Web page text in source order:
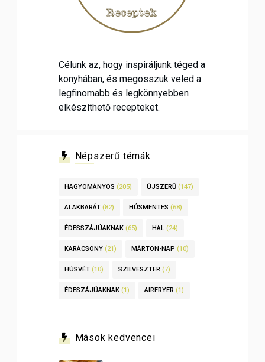
Célunk az, hogy inspiráljunk téged a
konyhában, és megosszuk veled a
legfinomabb és legkönnyebben
elkészíthető recepteket.
Népszerű témák
HAGYOMÁNYOS (205) ÚJSZERŰ (147)
ALAKBARÁT (82) HÚSMENTES (68)
ÉDESSZÁJÚAKNAK (65) HAL (24)
KARÁCSONY (21) MÁRTON-NAP (10)
HÚSVÉT (10) SZILVESZTER (7)
ÉDESZÁJÚAKNAK (1) AIRFRYER (1)
Mások kedvencei